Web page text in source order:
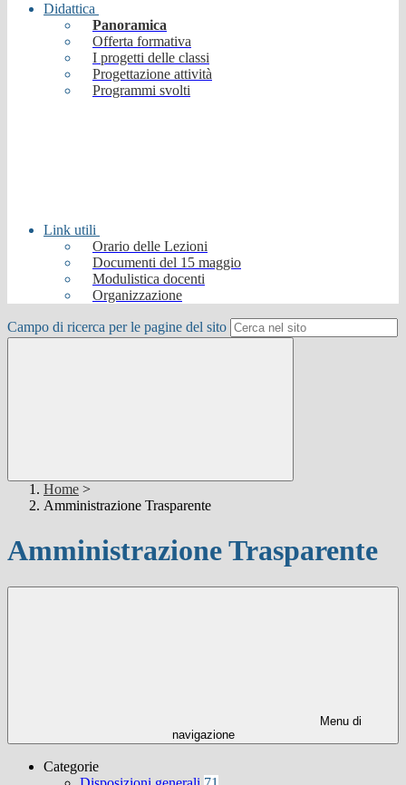
Didattica
Panoramica
Offerta formativa
I progetti delle classi
Progettazione attività
Programmi svolti
Link utili
Orario delle Lezioni
Documenti del 15 maggio
Modulistica docenti
Organizzazione
Campo di ricerca per le pagine del sito
Home >
Amministrazione Trasparente
Amministrazione Trasparente
Menu di
navigazione
Categorie